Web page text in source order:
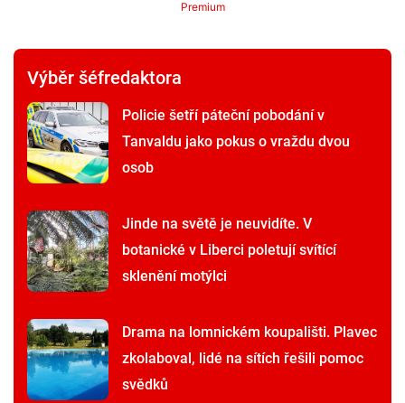
Premium
Výběr šéfredaktora
Policie šetří páteční pobodání v
Tanvaldu jako pokus o vraždu dvou
osob
Jinde na světě je neuvidíte. V
botanické v Liberci poletují svítící
sklenění motýlci
Drama na lomnickém koupališti. Plavec
zkolaboval, lidé na sítích řešili pomoc
svědků